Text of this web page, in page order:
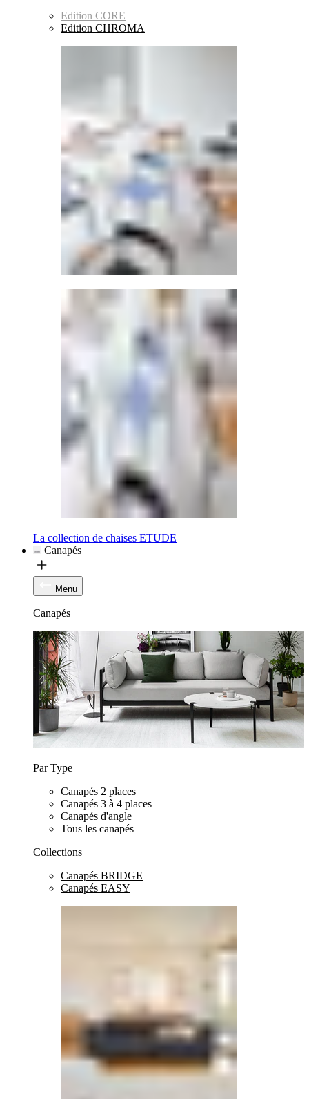
Edition CORE
Edition CHROMA
La collection de chaises ETUDE
Canapés
Menu
Canapés
Par Type
Canapés 2 places
Canapés 3 à 4 places
Canapés d'angle
Tous les canapés
Collections
Canapés BRIDGE
Canapés EASY